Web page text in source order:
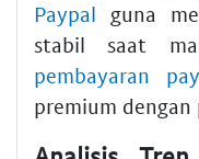
Paypal guna
stabil saat
pembayaran
premium dengan